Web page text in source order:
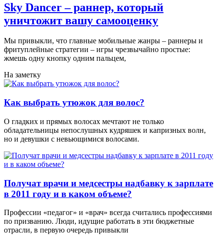
Sky Dancer – раннер, который
уничтожит вашу самооценку
Мы привыкли, что главные мобильные жанры – раннеры и
фритуплейные стратегии – игры чрезвычайно простые:
жмешь одну кнопку одним пальцем,
На заметку
Как выбрать утюжок для волос?
О гладких и прямых волосах мечтают не только
обладательницы непослушных кудряшек и капризных волн,
но и девушки с невьющимися волосами.
Получат врачи и медсестры надбавку к зарплате
в 2011 году и в каком объеме?
Профессии «педагог» и «врач» всегда считались профессиями
по призванию. Люди, идущие работать в эти бюджетные
отрасли, в первую очередь привыкли